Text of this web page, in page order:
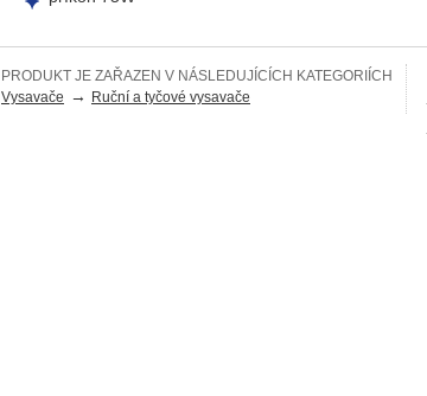
PRODUKT JE ZAŘAZEN V NÁSLEDUJÍCÍCH KATEGORIÍCH
Vysavače → Ruční a tyčové vysavače